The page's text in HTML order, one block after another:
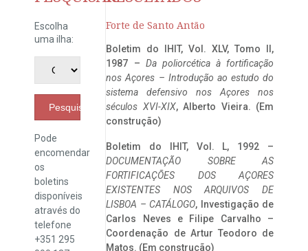
Escolha
uma ilha:
Pesquisar
Pode
encomendar
os
boletins
disponíveis
através do
telefone
+351 295
Forte de Santo Antão
Boletim do IHIT, Vol. XLV, Tomo II,
1987 – Da poliorcética à fortificação
nos Açores – Introdução ao estudo do
sistema defensivo nos Açores nos
séculos XVI-XIX, Alberto Vieira. (Em
construção)
Boletim do IHIT, Vol. L, 1992 –
DOCUMENTAÇÃO SOBRE AS
FORTIFICAÇÕES DOS AÇORES
EXISTENTES NOS ARQUIVOS DE
LISBOA – CATÁLOGO, Investigação de
Carlos Neves e Filipe Carvalho –
Coordenação de Artur Teodoro de
Matos. (Em construção)